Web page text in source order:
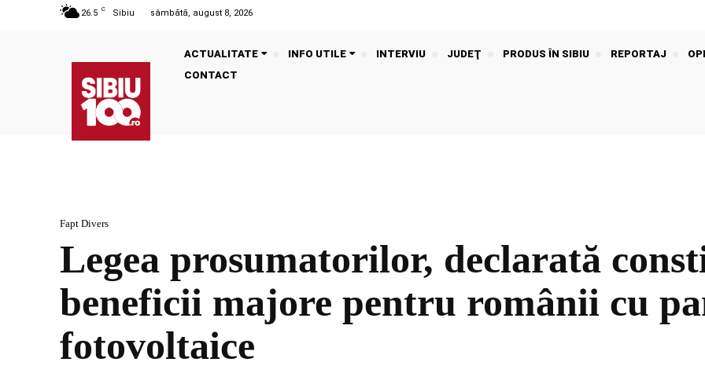
26.5 C Sibiu sâmbătă, august 8, 2026
ACTUALITATE INFO UTILE INTERVIU JUDEŢ PRODUS ÎN SIBIU REPORTAJ
CONTACT
Fapt Divers
Legea prosumatorilor, declarată
beneficii majore pentru românii cu
fotovoltaice